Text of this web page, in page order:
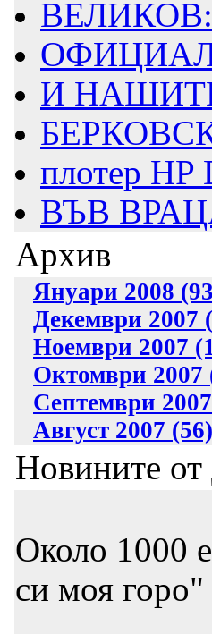
И
плотер HP
ВЪВ
Архив
Януари 2008
Декември 2007
Ноември 2007
Октомври 2007
Септември
Август 2007 (56)
Новините от
Около 1000
си моя